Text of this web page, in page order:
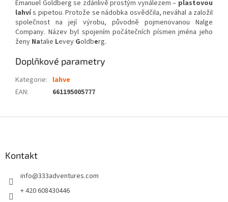
Emanuel Goldberg se zdánlivě prostým vynálezem – plastovou
lahvís pipetou. Protože se nádobka osvědčila, neváhal a založil
společnost na její výrobu, původně pojmenovanou Nalge
Company. Název byl spojením počátečních písmen jména jeho
ženy Natalie Levey Goldberg.
Doplňkové parametry
Kategorie: lahve
EAN: 661195005777
Kontakt
info@333adventures.com
+ 420 608430446